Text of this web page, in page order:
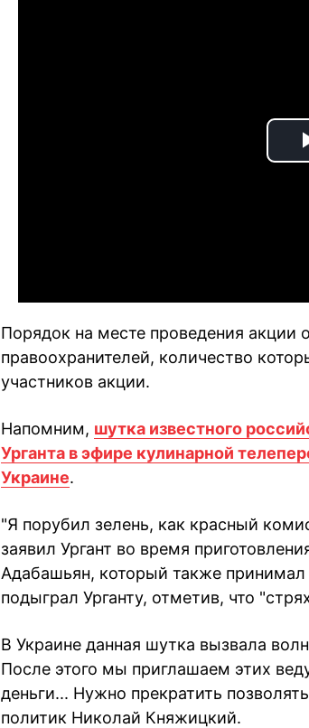
Порядок на месте проведения акции
правоохранителей, количество
участников акции.
Напомним, шутка известного
Урганта в эфире кулинарной
Украине.
"Я порубил зелень, как красный
заявил Ургант во время
Адабашьян, который также принимал
подыграл Урганту, отметив, что
В Украине данная шутка вызвала
После этого мы приглашаем этих
деньги... Нужно прекратить
политик Николай Княжицкий.